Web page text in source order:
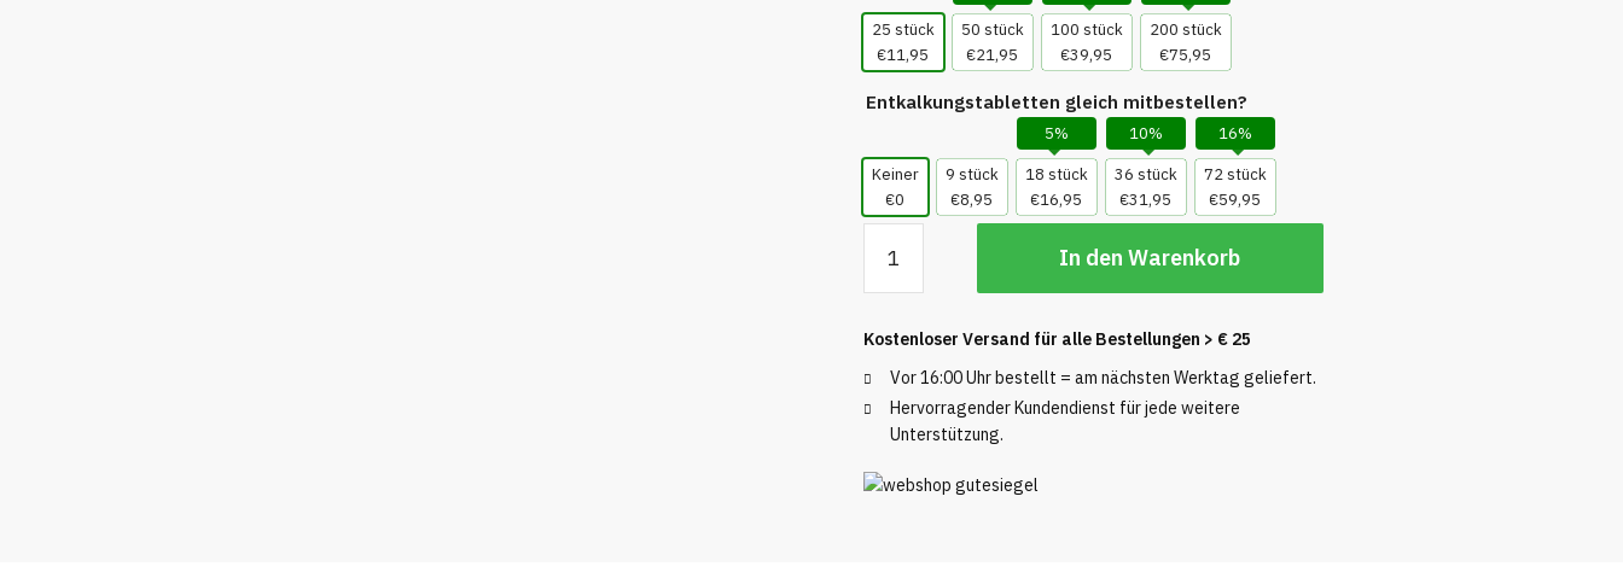
25 stück
€11,95
50 stück
€21,95
100 stück
€39,95
200 stück
€75,95
Entkalkungstabletten gleich mitbestellen?
Keiner
€0
9 stück
€8,95
5%
18 stück
€16,95
10%
36 stück
€31,95
16%
72 stück
€59,95
Miele
25
Stück
In den Warenkorb
Kostenloser Versand für alle Bestellungen > € 25
Vor 16:00 Uhr bestellt = am nächsten Werktag geliefert.
Hervorragender Kundendienst für jede weitere
Unterstützung.